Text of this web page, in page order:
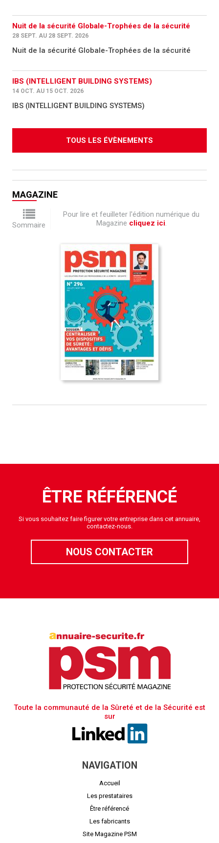
Nuit de la sécurité Globale-Trophées de la sécurité
28 SEPT. AU 28 SEPT. 2026
Nuit de la sécurité Globale-Trophées de la sécurité
IBS (INTELLIGENT BUILDING SYSTEMS)
14 OCT. AU 15 OCT. 2026
IBS (INTELLIGENT BUILDING SYSTEMS)
TOUS LES ÉVÈNEMENTS
MAGAZINE
Sommaire
Pour lire et feuilleter l'édition numérique du
Magazine cliquez ici.
ÊTRE RÉFÉRENCÉ
Si vous souhaitez faire figurer votre entreprise dans cet annuaire,
contactez-nous.
NOUS CONTACTER
Toute la communauté de la Sûreté et de la Sécurité est
sur
NAVIGATION
Accueil
Les prestataires
Être référencé
Les fabricants
Site Magazine PSM